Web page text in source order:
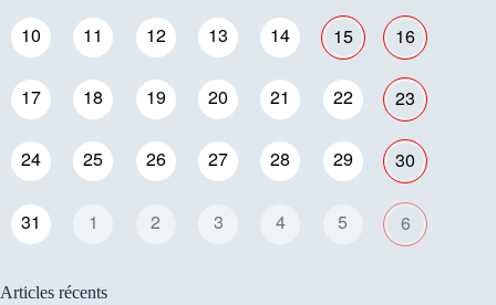
10 11 12 13 14 15 16
17 18 19 20 21 22 23
24 25 26 27 28 29 30
31 1 2 3 4 5 6
Articles récents